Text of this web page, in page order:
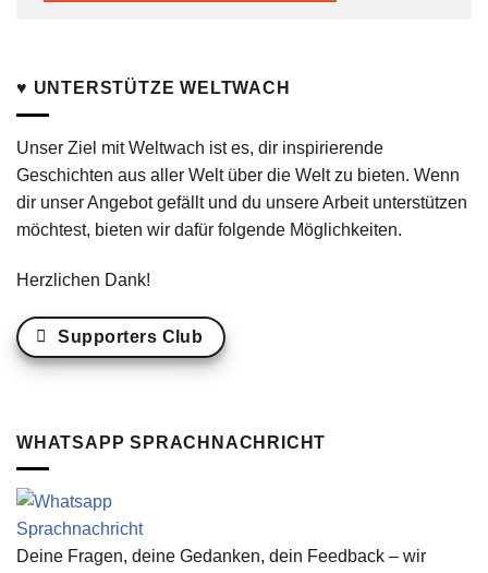
♥ UNTERSTÜTZE WELTWACH
Unser Ziel mit Weltwach ist es, dir inspirierende
Geschichten aus aller Welt über die Welt zu bieten. Wenn
dir unser Angebot gefällt und du unsere Arbeit unterstützen
möchtest, bieten wir dafür folgende Möglichkeiten.
Herzlichen Dank!
Supporters Club
WHATSAPP SPRACHNACHRICHT
Deine Fragen, deine Gedanken, dein Feedback – wir